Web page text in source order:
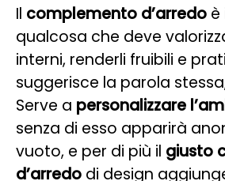
Il complemento d’arredo è
qualcosa che deve
interni, renderli fruibili e
suggerisce la parola
Serve a personalizzare
senza di esso apparirà
vuoto, e per di più il giusto
d’arredo di design